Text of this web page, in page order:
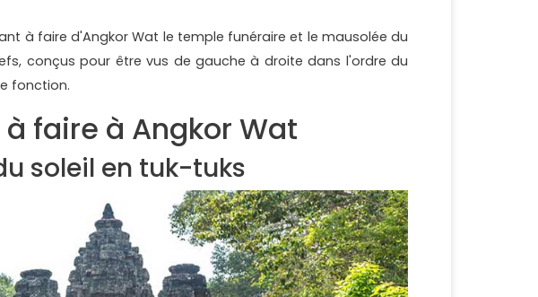
à faire d'Angkor Wat le temple funéraire et le mausolée du
conçus pour être vus de gauche à droite dans l'ordre du
fonction.
faire à Angkor Wat
soleil en tuk-tuks